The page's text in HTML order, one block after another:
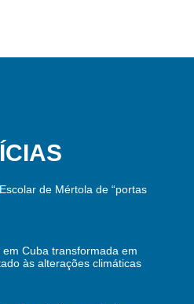
de Mértola de “portas
em Cuba transformada em
às alterações climáticas